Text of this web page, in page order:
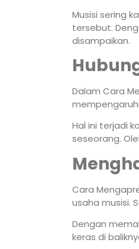
Musisi sering
tersebut.
disampaikan.
Dalam Cara
Hal ini terjadi
seseorang.
Cara
usaha musisi.
Dengan
keras di